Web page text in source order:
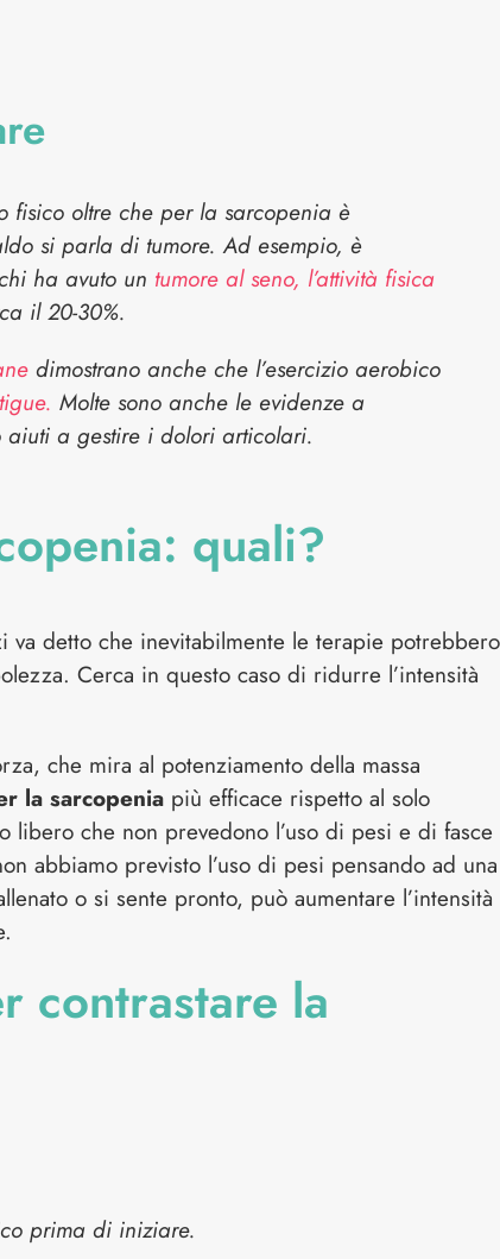
fisico oltre che per la sarcopenia è
si parla di tumore. Ad esempio, è
ha avuto un tumore al seno, l’attività fisica
il 20-30%.
dimostrano anche che l’esercizio aerobico
Molte sono anche le evidenze a
aiuti a gestire i dolori articolari.
quali?
detto che inevitabilmente le terapie potrebbero
Cerca in questo caso di ridurre l’intensità
che mira al potenziamento della massa
la sarcopeniapiù efficace rispetto al solo
che non prevedono l’uso di pesi e di fasce
abbiamo previsto l’uso di pesi pensando ad una
o si sente pronto, può aumentare l’intensità
contrastare la
prima di iniziare.